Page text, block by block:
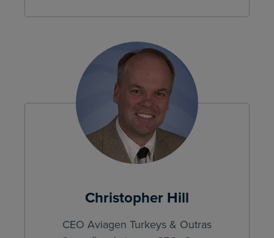
Christopher Hill
CEO Aviagen Turkeys & Outras